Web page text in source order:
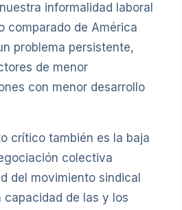
informalidad laboral
comparado de América
problema persistente,
de menor
con menor desarrollo
crítico también es la baja
colectiva
del movimiento sindical
capacidad de las y los